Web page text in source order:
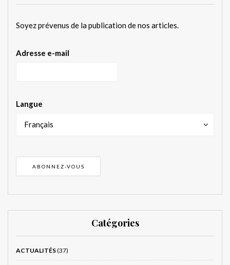
Soyez prévenus de la publication de nos articles.
Adresse e-mail
Langue
Français
Catégories
ACTUALITÉS(37)